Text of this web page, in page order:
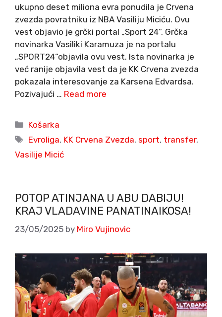
ukupno deset miliona evra ponudila je Crvena
zvezda povratniku iz NBA Vasiliju Miciću. Ovu
vest objavio je grčki portal „Sport 24“. Grčka
novinarka Vasiliki Karamuza je na portalu
„SPORT24“objavila ovu vest. Ista novinarka je
već ranije objavila vest da je KK Crvena zvezda
pokazala interesovanje za Karsena Edvardsa.
Pozivajući … Read more
Categories
Košarka
Tags
Evroliga, KK Crvena Zvezda, sport, transfer,
Vasilije Micić
POTOP ATINJANA U ABU DABIJU!
KRAJ VLADAVINE PANATINAIKOSA!
23/05/2025 by Miro Vujinovic